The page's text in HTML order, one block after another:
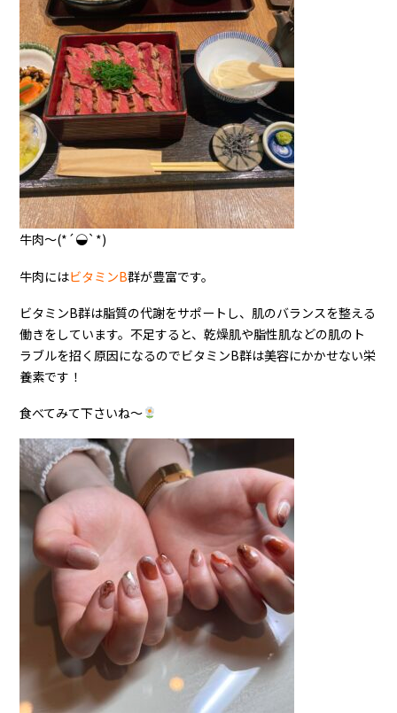
牛肉〜(*´◒`*)
牛肉にはビタミンB群が豊富です。
ビタミンB群は脂質の代謝をサポートし、肌のバランスを整える
働きをしています。不足すると、乾燥肌や脂性肌などの肌のト
ラブルを招く原因になるのでビタミンB群は美容にかかせない栄
養素です！
食べてみて下さいね〜